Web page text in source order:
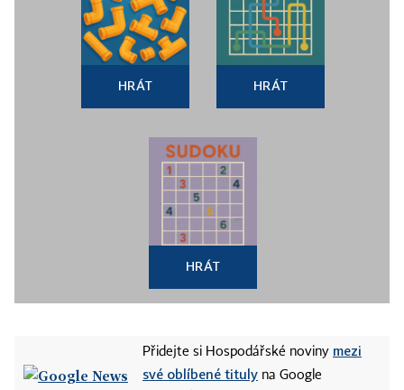
HRÁT HRÁT
HRÁT
Přidejte si Hospodářské noviny mezi
své oblíbené tituly na Google